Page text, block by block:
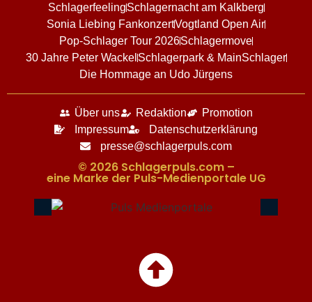
SchlagerfeelingSchlagernacht am Kalkberg
Sonia Liebing FankonzertVogtland Open Air
Pop-Schlager Tour 2026Schlagermove
30 Jahre Peter Wackel Schlagerpark & MainSchlager
Die Hommage an Udo Jürgens
Über uns Redaktion
Promotion
Impressum
Datenschutzerklärung
presse@schlagerpuls.com
© 2026 Schlagerpuls.com –
eine Marke der Puls-Medienportale UG​